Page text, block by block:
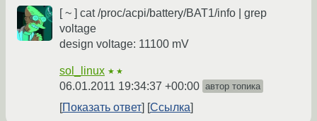
[ ~ ] cat /proc/acpi/battery/BAT1/info | grep
voltage
design voltage: 11100 mV
sol_linux ★★
06.01.2011 19:34:37 +00:00 автор топика
Показать ответ Ссылка